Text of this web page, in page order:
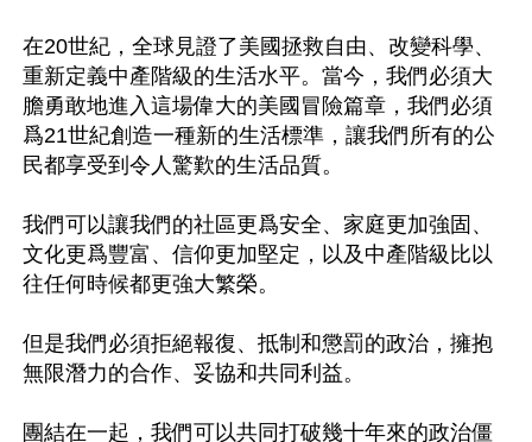
在20世紀，全球見證了美國拯救自由、改變科學、
重新定義中產階級的生活水平。當今，我們必須大
膽勇敢地進入這場偉大的美國冒險篇章，我們必須
爲21世紀創造一種新的生活標準，讓我們所有的公
民都享受到令人驚歎的生活品質。
我們可以讓我們的社區更爲安全、家庭更加強固、
文化更爲豐富、信仰更加堅定，以及中產階級比以
往任何時候都更強大繁榮。
但是我們必須拒絕報復、抵制和懲罰的政治，擁抱
無限潛力的合作、妥協和共同利益。
團結在一起，我們可以共同打破幾十年來的政治僵